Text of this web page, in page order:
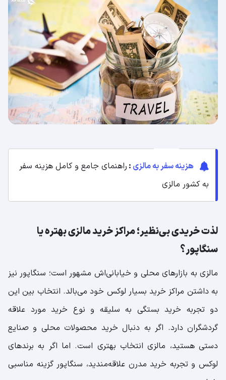
هزینه سفر به مالزی : راهنمای جامع و کامل هزینه سفر
به کشور مالزی
لذت خریدی بی‌نظیر؛ مراکز خرید مالزی بهتره یا
سنگاپور؟
مالزی به بازارهای محلی و خیابانی‌اش مشهور است؛ سنگاپور نیز
به داشتن مراکز خرید بسیار لوکس خود می‌بالد. انتخاب بین این
دو تجربه خرید بستگی به سلیقه و نوع خرید مورد علاقه
گردشگران دارد. اگر به دنبال خرید محصولات محلی و صنایع
دستی هستید، مالزی انتخاب بهتری است. اما اگر به برندهای
لوکس و تجربه خرید مدرن علاقه‌مندید، سنگاپور گزینه مناسبی